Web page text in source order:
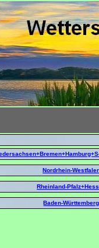
Nordrhein-
Rheinland-
Baden-Württemberg